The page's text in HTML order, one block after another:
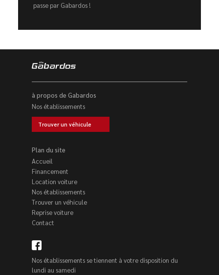
passe par Gabardos !
à propos de Gabardos
Nos établissements
Trouver un véhicule
Plan du site
Accueil
Financement
Location voiture
Nos établissements
Trouver un véhicule
Reprise voiture
Contact
Nos établissements se tiennent à votre disposition du
lundi au samedi